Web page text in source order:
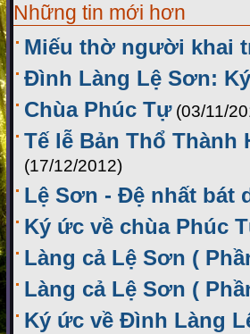
Những tin mới hơn
Miếu thờ người khai
Đình Làng Lệ Sơn:
Chùa Phúc Tự (03/11/
Tế lễ Bản Thổ Thành
(17/12/2012)
Lệ Sơn - Đệ nhất bát
Ký ức về chùa Phúc
Làng cả Lệ Sơn (
Làng cả Lệ Sơn (
Ký ức về Đình Làng